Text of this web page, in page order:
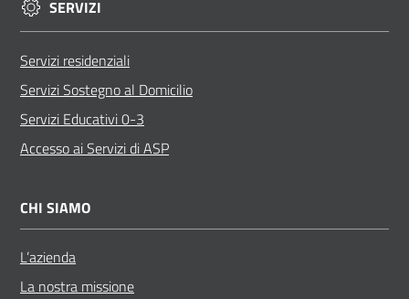
SERVIZI
Servizi residenziali
Servizi Sostegno al Domicilio
Servizi Educativi 0-3
Accesso ai Servizi di ASP
CHI SIAMO
L’azienda
La nostra missione